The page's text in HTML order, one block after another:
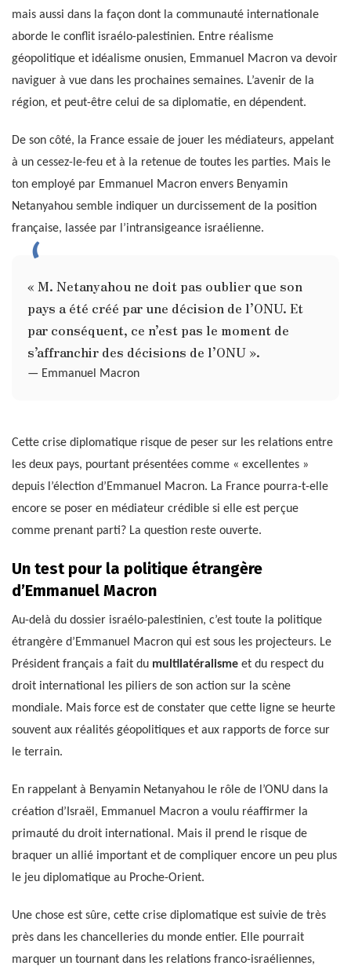
mais aussi dans la façon dont la communauté internationale
aborde le conflit israélo-palestinien. Entre réalisme
géopolitique et idéalisme onusien, Emmanuel Macron va devoir
naviguer à vue dans les prochaines semaines. L’avenir de la
région, et peut-être celui de sa diplomatie, en dépendent.
De son côté, la France essaie de jouer les médiateurs, appelant
à un cessez-le-feu et à la retenue de toutes les parties. Mais le
ton employé par Emmanuel Macron envers Benyamin
Netanyahou semble indiquer un durcissement de la position
française, lassée par l’intransigeance israélienne.
« M. Netanyahou ne doit pas oublier que son
pays a été créé par une décision de l’ONU. Et
par conséquent, ce n’est pas le moment de
s’affranchir des décisions de l’ONU ».
— Emmanuel Macron
Cette crise diplomatique risque de peser sur les relations entre
les deux pays, pourtant présentées comme « excellentes »
depuis l’élection d’Emmanuel Macron. La France pourra-t-elle
encore se poser en médiateur crédible si elle est perçue
comme prenant parti? La question reste ouverte.
Un test pour la politique étrangère
d’Emmanuel Macron
Au-delà du dossier israélo-palestinien, c’est toute la politique
étrangère d’Emmanuel Macron qui est sous les projecteurs. Le
Président français a fait du multilatéralisme et du respect du
droit international les piliers de son action sur la scène
mondiale. Mais force est de constater que cette ligne se heurte
souvent aux réalités géopolitiques et aux rapports de force sur
le terrain.
En rappelant à Benyamin Netanyahou le rôle de l’ONU dans la
création d’Israël, Emmanuel Macron a voulu réaffirmer la
primauté du droit international. Mais il prend le risque de
braquer un allié important et de compliquer encore un peu plus
le jeu diplomatique au Proche-Orient.
Une chose est sûre, cette crise diplomatique est suivie de très
près dans les chancelleries du monde entier. Elle pourrait
marquer un tournant dans les relations franco-israéliennes,